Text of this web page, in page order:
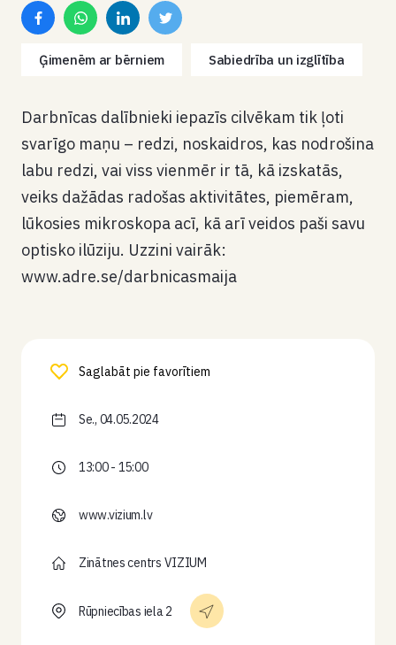
Ģimenēm ar bērniem Sabiedrība un izglītība
Darbnīcas dalībnieki iepazīs cilvēkam tik ļoti
svarīgo maņu – redzi, noskaidros, kas nodrošina
labu redzi, vai viss vienmēr ir tā, kā izskatās,
veiks dažādas radošas aktivitātes, piemēram,
lūkosies mikroskopa acī, kā arī veidos paši savu
optisko ilūziju. Uzzini vairāk:
www.adre.se/darbnicasmaija
Saglabāt pie favorītiem
Se., 04.05.2024
13:00 - 15:00
www.vizium.lv
Zinātnes centrs VIZIUM
Rūpniecības iela 2